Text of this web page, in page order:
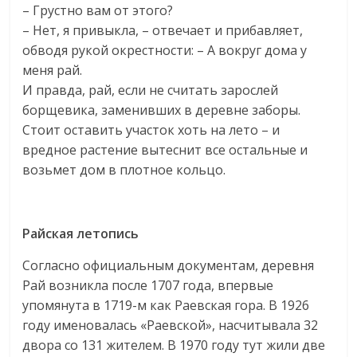
– Грустно вам от этого?
– Нет, я привыкла, – отвечает и прибавляет,
обводя рукой окрестности: – А вокруг дома у
меня рай.
И правда, рай, если не считать зарослей
борщевика, заменивших в деревне заборы.
Стоит оставить участок хоть на лето – и
вредное растение вытеснит все остальные и
возьмет дом в плотное кольцо.
Райская летопись
Согласно официальным документам, деревня
Рай возникла после 1707 года, впервые
упомянута в 1719-м как Раевская гора. В 1926
году именовалась «Раевской», насчитывала 32
двора со 131 жителем. В 1970 году тут жили две